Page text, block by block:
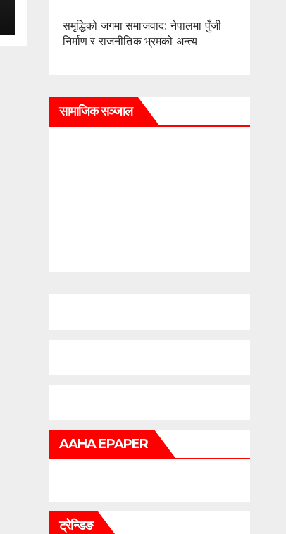
समृद्धिको जगमा समाजवाद: नेपालमा पुँजी
निर्माण र राजनीतिक भ्रमको अन्त्य
सामाजिक सञ्जाल
AAHA EPAPER
ट्रेन्डिङ